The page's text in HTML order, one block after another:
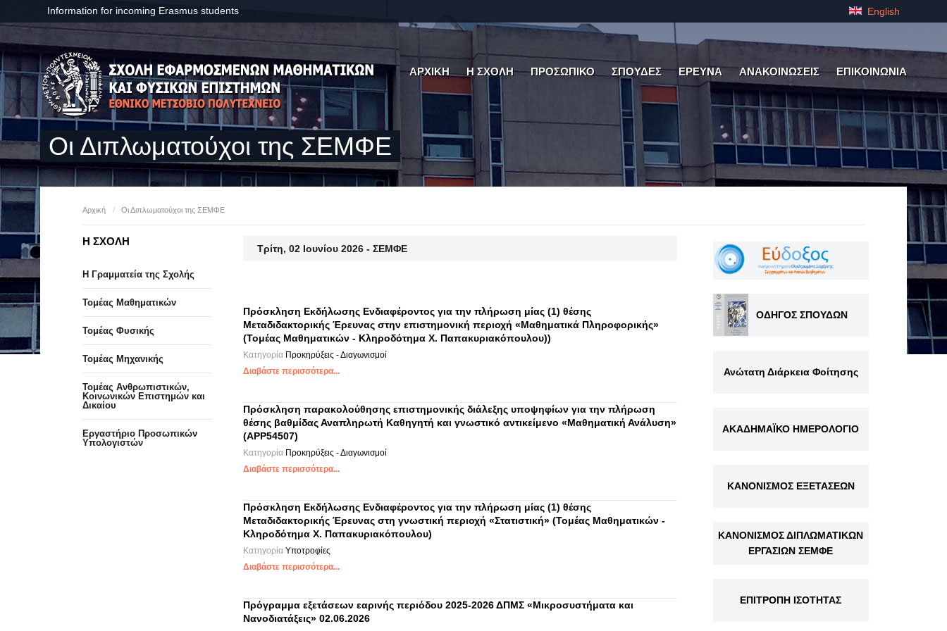
Information for incoming Erasmus students English
ΑΡΧΙΚΗ Η ΣΧΟΛΗ ΠΡΟΣΩΠΙΚΟ ΣΠΟΥΔΕΣ ΕΡΕΥΝΑ ΑΝΑΚΟΙΝΩΣΕΙΣ ΕΠΙΚΟΙΝΩΝΙΑ
Οι Διπλωματούχοι της ΣΕΜΦΕ
Αρχική / Οι Διπλωματούχοι της ΣΕΜΦΕ
Τρίτη, 02 Ιουνίου 2026 - ΣΕΜΦΕ
Πρόσκληση Εκδήλωσης Ενδιαφέροντος για την πλήρωση μίας (1) θέσης
Μεταδιδακτορικής Έρευνας στην επιστημονική περιοχή «Μαθηματικά Πληροφορικής»
(Τομέας Μαθηματικών - Κληροδότημα Χ. Παπακυριακόπουλου))
Κατηγορία Προκηρύξεις - Διαγωνισμοί
Διαβάστε περισσότερα...
Πρόσκληση παρακολούθησης επιστημονικής διάλεξης υποψηφίων για την πλήρωση
θέσης βαθμίδας Αναπληρωτή Καθηγητή και γνωστικό αντικείμενο «Μαθηματική Ανάλυση»
(APP54507)
Κατηγορία Προκηρύξεις - Διαγωνισμοί
Διαβάστε περισσότερα...
Πρόσκληση Εκδήλωσης Ενδιαφέροντος για την πλήρωση μίας (1) θέσης
Μεταδιδακτορικής Έρευνας στη γνωστική περιοχή «Στατιστική» (Τομέας Μαθηματικών -
Κληροδότημα Χ. Παπακυριακόπουλου)
Κατηγορία Υποτροφίες
Διαβάστε περισσότερα...
Πρόγραμμα εξετάσεων εαρινής περιόδου 2025-2026 ΔΠΜΣ «Μικροσυστήματα και
Νανοδιατάξεις» 02.06.2026
Η ΣΧΟΛΗ
Η Γραμματεία της Σχολής
Τομέας Μαθηματικών
Τομέας Φυσικής
Τομέας Μηχανικής
Τομέας Ανθρωπιστικών,
Κοινωνικών Επιστημών και
Δικαίου
Eργαστήριo Προσωπικών
Υπολογιστών
ΟΔΗΓΟΣ ΣΠΟΥΔΩΝ
Ανώτατη Διάρκεια Φοίτησης
ΑΚΑΔΗΜΑΪΚΟ ΗΜΕΡΟΛΟΓΙΟ
ΚΑΝΟΝΙΣΜΟΣ ΕΞΕΤΑΣΕΩΝ
ΚΑΝΟΝΙΣΜΟΣ ΔΙΠΛΩΜΑΤΙΚΩΝ
ΕΡΓΑΣΙΩΝ ΣΕΜΦΕ
ΕΠΙΤΡΟΠΗ ΙΣΟΤΗΤΑΣ